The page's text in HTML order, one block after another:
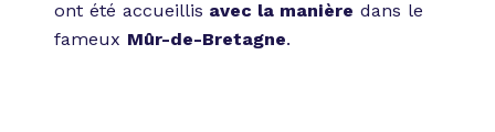
ont été accueillis avec la manière dans le
fameux Mûr-de-Bretagne.